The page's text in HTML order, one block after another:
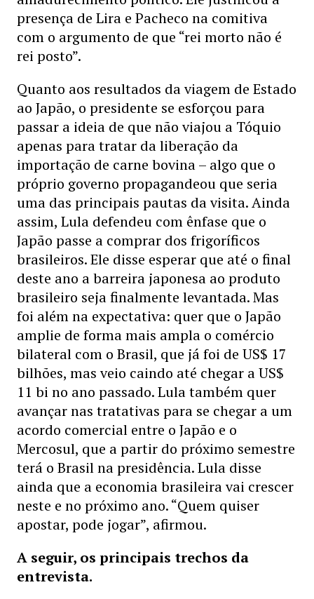
presença de Lira e Pacheco na comitiva
com o argumento de que “rei morto não é
rei posto”.
Quanto aos resultados da viagem de Estado
ao Japão, o presidente se esforçou para
passar a ideia de que não viajou a Tóquio
apenas para tratar da liberação da
importação de carne bovina – algo que o
próprio governo propagandeou que seria
uma das principais pautas da visita. Ainda
assim, Lula defendeu com ênfase que o
Japão passe a comprar dos frigoríficos
brasileiros. Ele disse esperar que até o final
deste ano a barreira japonesa ao produto
brasileiro seja finalmente levantada. Mas
foi além na expectativa: quer que o Japão
amplie de forma mais ampla o comércio
bilateral com o Brasil, que já foi de US$ 17
bilhões, mas veio caindo até chegar a US$
11 bi no ano passado. Lula também quer
avançar nas tratativas para se chegar a um
acordo comercial entre o Japão e o
Mercosul, que a partir do próximo semestre
terá o Brasil na presidência. Lula disse
ainda que a economia brasileira vai crescer
neste e no próximo ano. “Quem quiser
apostar, pode jogar”, afirmou.
A seguir, os principais trechos da
entrevista.